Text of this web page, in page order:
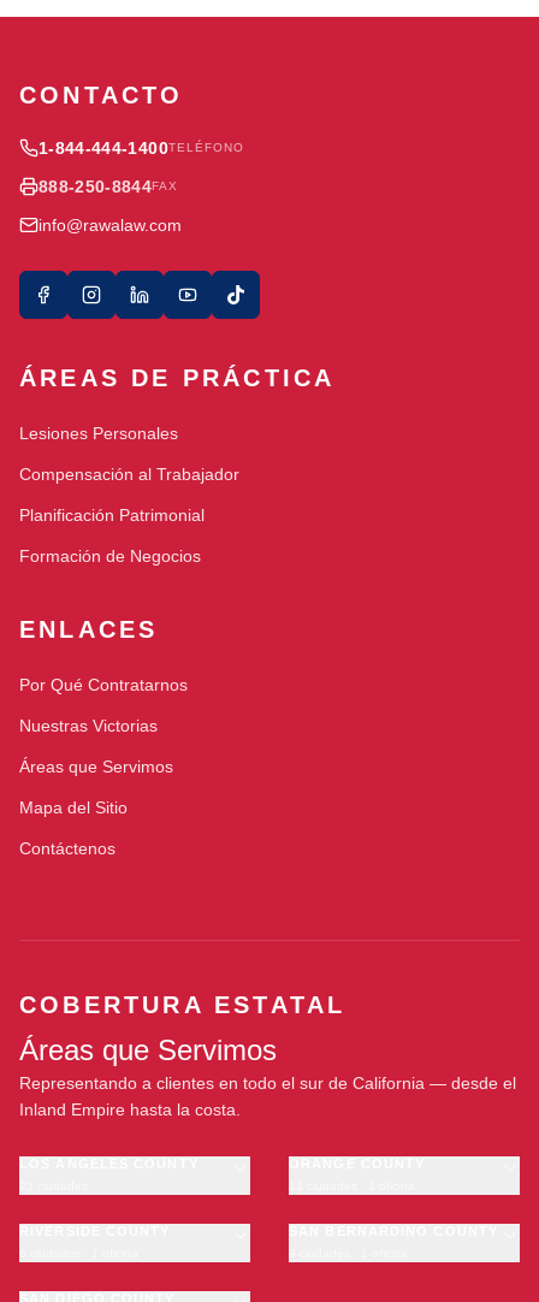
CONTACTO
1-844-444-1400TELÉFONO
888-250-8844FAX
info@rawalaw.com
ÁREAS DE PRÁCTICA
Lesiones Personales
Compensación al Trabajador
Planificación Patrimonial
Formación de Negocios
ENLACES
Por Qué Contratarnos
Nuestras Victorias
Áreas que Servimos
Mapa del Sitio
Contáctenos
COBERTURA ESTATAL
Áreas que Servimos
Representando a clientes en todo el sur de California — desde el
Inland Empire hasta la costa.
Glendale
Pasadena
Irvine